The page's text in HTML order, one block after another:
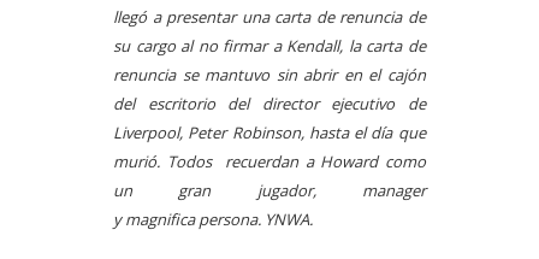
llegó a presentar una carta de renuncia de
su cargo al no firmar a Kendall, la carta de
renuncia se mantuvo sin abrir en el cajón
del escritorio del director ejecutivo de
Liverpool, Peter Robinson, hasta el día que
murió. Todos recuerdan a Howard como
un gran jugador, manager
y magnifica persona. YNWA.